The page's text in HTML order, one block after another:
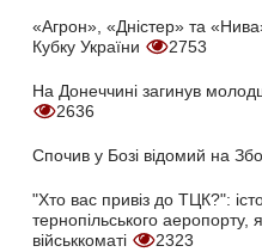
«Агрон», «Дністер» та
Кубку України
2753
На Донеччині загинув
2636
Спочив у Бозі відомий на
"Хто вас привіз до ТЦК?":
тернопільського аеропорту,
військкоматі
2323